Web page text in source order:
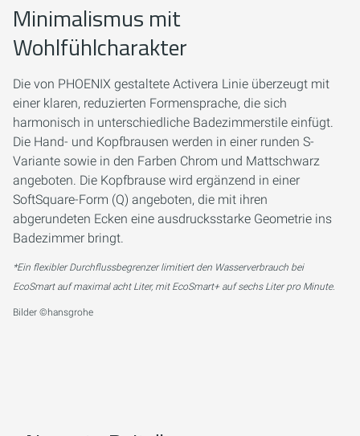
Minimalismus mit
Wohlfühlcharakter
Die von PHOENIX gestaltete Activera Linie überzeugt mit
einer klaren, reduzierten Formensprache, die sich
harmonisch in unterschiedliche Badezimmerstile einfügt.
Die Hand- und Kopfbrausen werden in einer runden S-
Variante sowie in den Farben Chrom und Mattschwarz
angeboten. Die Kopfbrause wird ergänzend in einer
SoftSquare-Form (Q) angeboten, die mit ihren
abgerundeten Ecken eine ausdrucksstarke Geometrie ins
Badezimmer bringt.
*Ein flexibler Durchflussbegrenzer limitiert den Wasserverbrauch bei
EcoSmart auf maximal acht Liter, mit EcoSmart+ auf sechs Liter pro Minute.
Bilder ©hansgrohe